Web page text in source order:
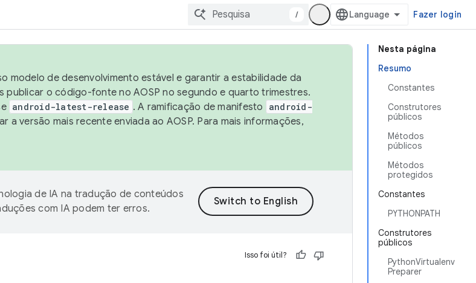
/ Fazer login
Nesta página
Resumo
Constantes
Construtores
públicos
Métodos
públicos
Métodos
protegidos
Constantes
PYTHONPATH
Construtores
públicos
PythonVirtualenv
Preparer
modelo de desenvolvimento estável e garantir a estabilidade da
publicar o código-fonte no AOSP no segundo e quarto trimestres.
android-latest-release . A ramificação de manifesto
android-
a versão mais recente enviada ao AOSP. Para mais informações,
de IA na tradução de conteúdos
com IA podem ter erros.
Isso foi útil?